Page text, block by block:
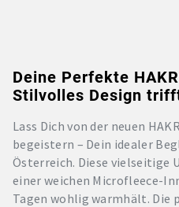
Deine Perfekte
Stilvolles Design
Lass Dich von der neuen
begeistern – Dein idealer
Österreich. Diese vielseitige
einer weichen Microfleece-
Tagen wohlig warmhält. Die